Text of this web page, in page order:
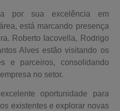
por sua excelência em
está marcando presença
Roberto Iacovella, Rodrigo
Alves estão visitando os
e parceiros, consolidando
no setor.
oportunidade para
existentes e explorar novas